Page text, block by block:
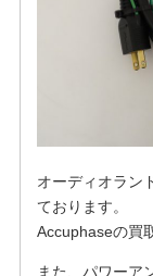
オーディオラン
ております。
Accuphaseの買
また、パワーア